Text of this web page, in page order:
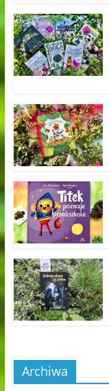
Archiwa